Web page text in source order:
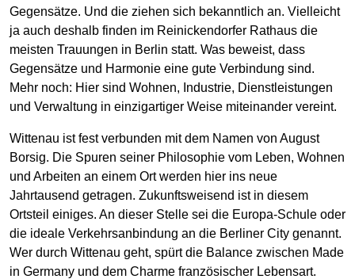
Gegensätze. Und die ziehen sich bekanntlich an. Vielleicht
ja auch deshalb finden im Reinickendorfer Rathaus die
meisten Trauungen in Berlin statt. Was beweist, dass
Gegensätze und Harmonie eine gute Verbindung sind.
Mehr noch: Hier sind Wohnen, Industrie, Dienstleistungen
und Verwaltung in einzigartiger Weise miteinander vereint.
Wittenau ist fest verbunden mit dem Namen von August
Borsig. Die Spuren seiner Philosophie vom Leben, Wohnen
und Arbeiten an einem Ort werden hier ins neue
Jahrtausend getragen. Zukunftsweisend ist in diesem
Ortsteil einiges. An dieser Stelle sei die Europa-Schule oder
die ideale Verkehrsanbindung an die Berliner City genannt.
Wer durch Wittenau geht, spürt die Balance zwischen Made
in Germany und dem Charme französischer Lebensart.